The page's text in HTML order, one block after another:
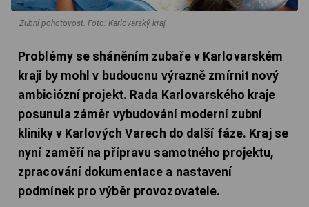
Zubní pohotovost. Foto: Karlovarský kraj
Problémy se sháněním zubaře v Karlovarském
kraji by mohl v budoucnu výrazně zmírnit nový
ambiciózní projekt. Rada Karlovarského kraje
posunula záměr vybudování moderní zubní
kliniky v Karlových Varech do další fáze. Kraj se
nyní zaměří na přípravu samotného projektu,
zpracování dokumentace a nastavení
podmínek pro výběr provozovatele.